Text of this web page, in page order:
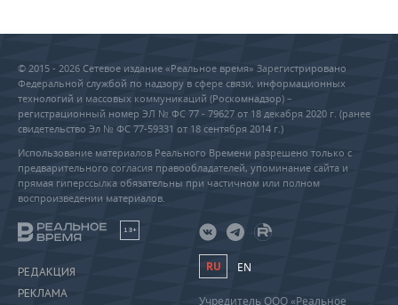
© 2015 - 2026 Сетевое издание «Реальное время» Зарегистрировано
Федеральной службой по надзору в сфере связи, информационных
технологий и массовых коммуникаций (Роскомнадзор) –
регистрационный номер ЭЛ № ФС 77 - 79627 от 18 декабря 2020 г. (ранее
свидетельство Эл № ФС 77-59331 от 18 сентября 2014 г.)
Использование материалов Реального Времени разрешено только с
предварительного согласия правообладателей, упоминание сайта и
прямая гиперссылка обязательны при частичном или полном
воспроизведении материалов.
18+
РЕДАКЦИЯ
РЕКЛАМА
RU EN
Учредитель ООО «Реальное